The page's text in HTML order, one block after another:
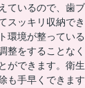
ているので、歯
スッキリ収納で
環境が整ってい
整をすることな
ができます。衛
も手早くできま